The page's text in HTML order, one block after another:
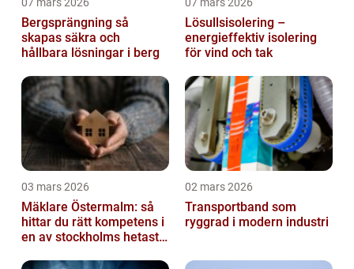
Bergsprängning så
skapas säkra och
hållbara lösningar i berg
Lösullsisolering –
energieffektiv isolering
för vind och tak
03 mars 2026
Mäklare Östermalm: så
hittar du rätt kompetens i
en av stockholms hetaste
02 mars 2026
Transportband som
ryggrad i modern industri